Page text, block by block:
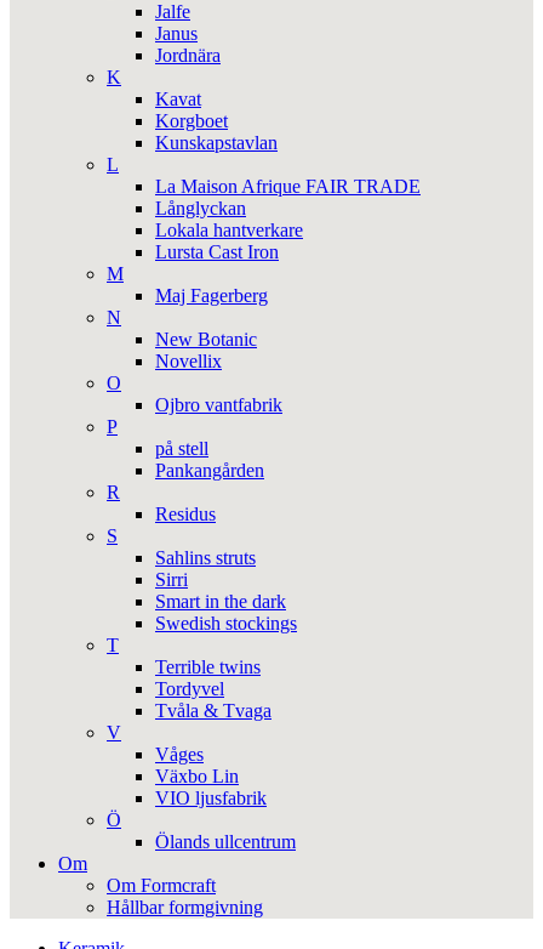
Jalfe
Janus
Jordnära
K
Kavat
Korgboet
Kunskapstavlan
L
La Maison Afrique FAIR TRADE
Långlyckan
Lokala hantverkare
Lursta Cast Iron
M
Maj Fagerberg
N
New Botanic
Novellix
O
Ojbro vantfabrik
P
på stell
Pankangården
R
Residus
S
Sahlins struts
Sirri
Smart in the dark
Swedish stockings
T
Terrible twins
Tordyvel
Tvåla & Tvaga
V
Våges
Växbo Lin
VIO ljusfabrik
Ö
Ölands ullcentrum
Om
Om Formcraft
Hållbar formgivning